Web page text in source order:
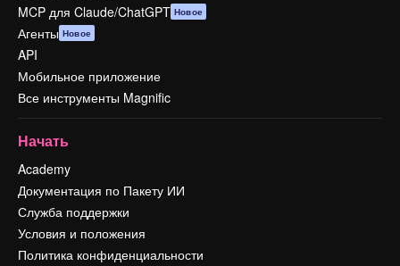
MCP для Claude/ChatGPT Новое
Агенты Новое
API
Мобильное приложение
Все инструменты Magnific
Начать
Academy
Документация по Пакету ИИ
Служба поддержки
Условия и положения
Политика конфиденциальности